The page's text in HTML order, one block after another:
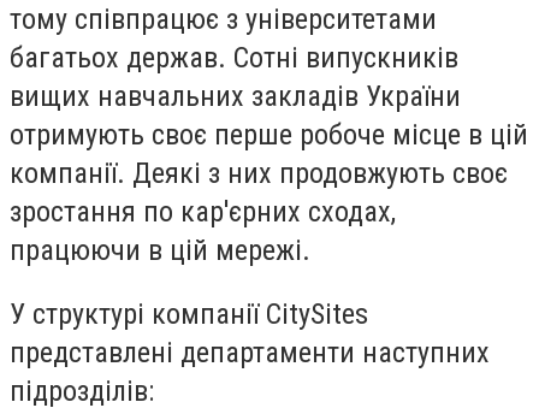
тому співпрацює з університетами
багатьох держав. Сотні випускників
вищих навчальних закладів України
отримують своє перше робоче місце в цій
компанії. Деякі з них продовжують своє
зростання по кар'єрних сходах,
працюючи в цій мережі.
У структурі компанії CitySites
представлені департаменти наступних
підрозділів: